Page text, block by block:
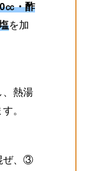
㏄・酢
を加
、熱湯
。
ぜ、③